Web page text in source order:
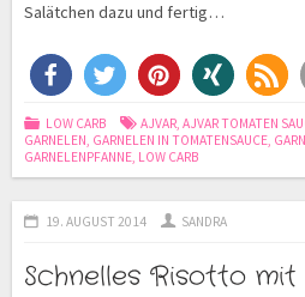
Salätchen dazu und fertig…
LOW CARB AJVAR,AJVAR TOMATEN
GARNELEN, GARNELEN IN TOMATENSAUCE,
GARNELENPFANNE, LOW CARB
19. AUGUST 2014 SANDRA
Schnelles Risotto